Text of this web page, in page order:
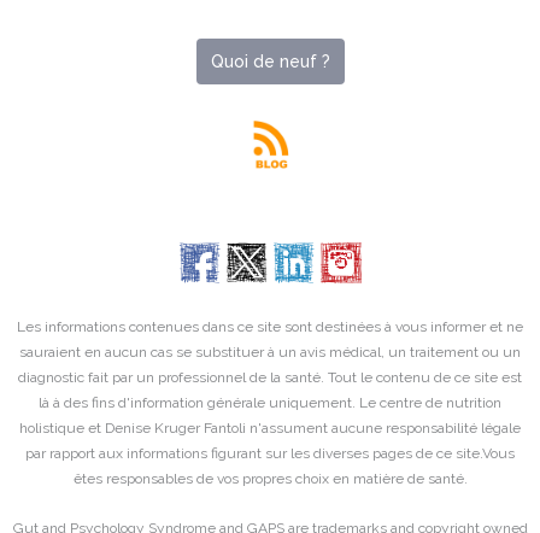
Quoi de neuf ?
Les informations contenues dans ce site sont destinées à vous informer et ne
sauraient en aucun cas se substituer à un avis médical, un traitement ou un
diagnostic fait par un professionnel de la santé. Tout le contenu de ce site est
là à des fins d'information générale uniquement. Le centre de nutrition
holistique et Denise Kruger Fantoli n'assument aucune responsabilité légale
par rapport aux informations figurant sur les diverses pages de ce site.Vous
êtes responsables de vos propres choix en matière de santé.
Gut and Psychology Syndrome and GAPS are trademarks and copyright owned